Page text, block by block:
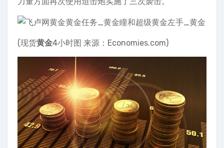
(现货黄金4小时图 来源：Economies.com)